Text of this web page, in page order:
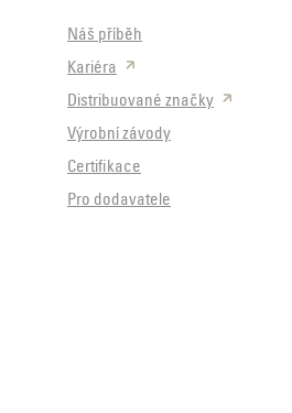
Náš příběh
Kariéra
Distribuované značky
Výrobní závody
Certifikace
Pro dodavatele